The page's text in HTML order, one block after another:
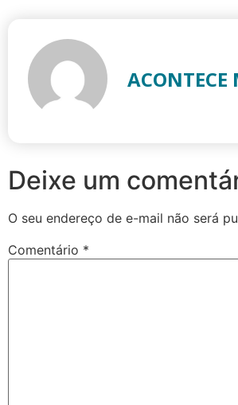
ACONTECE
Deixe um
O seu endereço de e-mail não será
Comentário *